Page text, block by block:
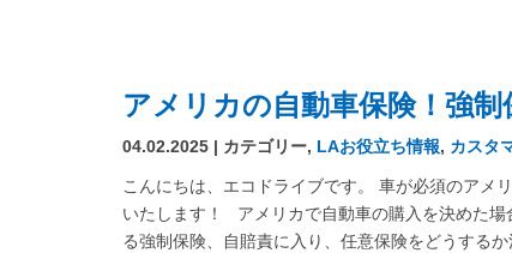
アメリカの自動車保険！強制
04.02.2025 | カテゴリー, LAお役立ち情報, カスタ
こんにちは、エコドライブです。 車が必須のアメ
いたします！ アメリカで自動車の購入を決めた
る強制保険、自賠責に入り、任意保険をどうする